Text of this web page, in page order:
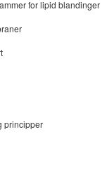
for lipid blandinger
principper